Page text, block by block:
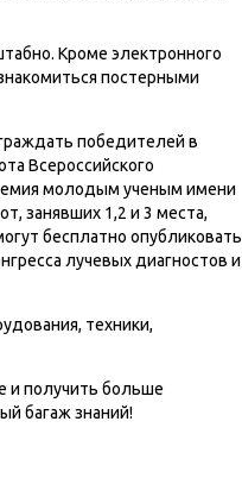
Кроме электронного
постерными
победителей в
Всероссийского
молодым ученым имени
занявших 1,2 и 3 места,
бесплатно опубликовать
лучевых диагностов и
техники,
и получить больше
багаж знаний!